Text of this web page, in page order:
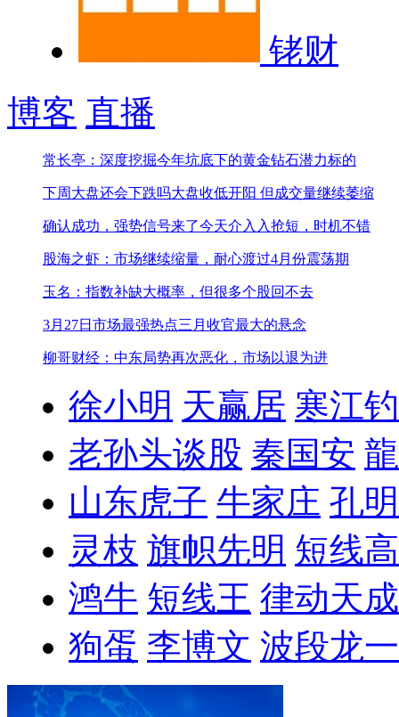
铑财
博客 直播
常长亭：深度挖掘今年坑底下的黄金钻石潜力标的
下周大盘还会下跌吗大盘收低开阳 但成交量继续萎缩
确认成功，强势信号来了今天介入入抢短，时机不错
股海之虾：市场继续缩量，耐心渡过4月份震荡期
玉名：指数补缺大概率，但很多个股回不去
3月27日市场最强热点三月收官最大的悬念
柳哥财经：中东局势再次恶化，市场以退为进
徐小明 天赢居 寒江
老孙头谈股 秦国安
山东虎子 牛家庄 孔
灵枝 旗帜先明 短线
鸿牛 短线王 律动天成
狗蛋 李博文 波段龙一